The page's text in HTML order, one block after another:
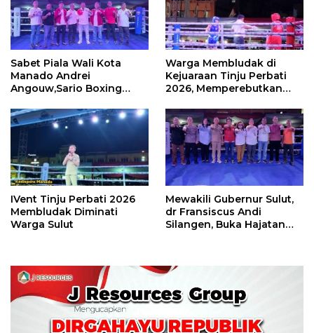
Sabet Piala Wali Kota
Manado Andrei
Angouw,Sario Boxing
Perbati 2026
Warga Membludak di
Kejuaraan Tinju Perbati
2026, Memperebutkan
IVent Tinju Perbati 2026
Membludak Diminati
Warga Sulut
Mewakili Gubernur Sulut,
dr Fransiscus Andi
Silangen, Buka Hajatan